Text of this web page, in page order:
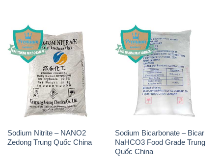
Sodium Nitrite – NANO2
Zedong Trung Quốc China
Sodium Bicarbonate – Bicar
NaHCO3 Food Grade Trung
Quốc China